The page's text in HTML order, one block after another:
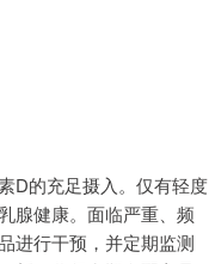
D的充足摄入。仅有轻度
腺健康。面临严重、频
进行干预，并定期监测